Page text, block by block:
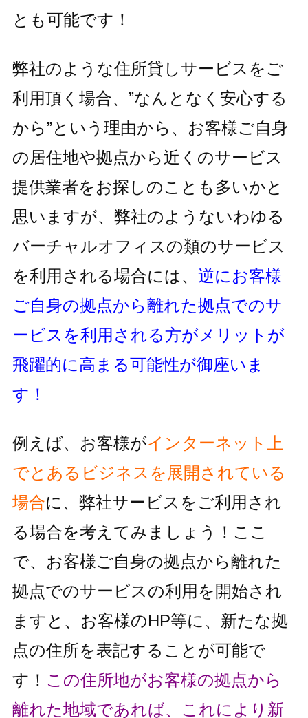
とも可能です！
弊社のような住所貸しサービスをご
利用頂く場合、 ”なんとなく安心する
から”という理由から、お客様ご自身
の居住地や拠点から近くのサービス
提供業者をお探しのことも多いかと
思いますが、 弊社のようないわゆる
バーチャルオフィスの類のサービス
を利用される場合には、 逆にお客様
ご自身の拠点から離れた拠点でのサ
ービスを利用される方がメリットが
飛躍的に高まる可能性が御座いま
す！
例えば、お客様がインターネット上
でとあるビジネスを展開されている
場合に、 弊社サービスをご利用され
る場合を考えてみましょう！ ここ
で、お客様ご自身の拠点から離れた
拠点でのサービスの利用を開始され
ますと、お客様のHP等に、新たな拠
点の住所を表記することが可能で
す！ この住所地がお客様の拠点から
離れた地域であれば、これにより 新